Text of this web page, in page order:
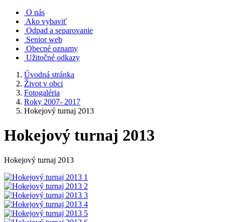
O nás
Ako vybaviť
Odpad a separovanie
Senior web
Obecné oznamy
Užitočné odkazy
Úvodná stránka
Život v obci
Fotogaléria
Roky 2007- 2017
Hokejový turnaj 2013
Hokejový turnaj 2013
Hokejový turnaj 2013